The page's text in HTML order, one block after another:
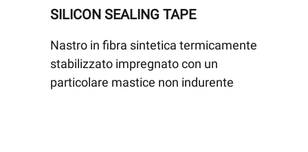
SILICON SEALING TAPE
Nastro in fibra sintetica termicamente
stabilizzato impregnato con un
particolare mastice non indurente